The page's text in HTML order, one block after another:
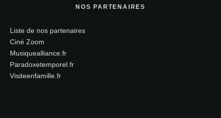
NOS PARTENAIRES
Liste de nos partenaires
Ciné Zoom
Musiquealliance.fr
Paradoxetemporel.fr
Visiteenfamille.fr